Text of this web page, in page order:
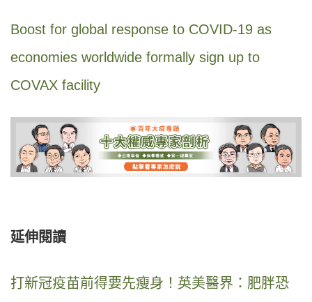
Boost for global response to COVID-19 as
economies worldwide formally sign up to
COVAX facility
延伸閱讀
打新冠疫苗前得要先瘦身！英美醫界：肥胖恐